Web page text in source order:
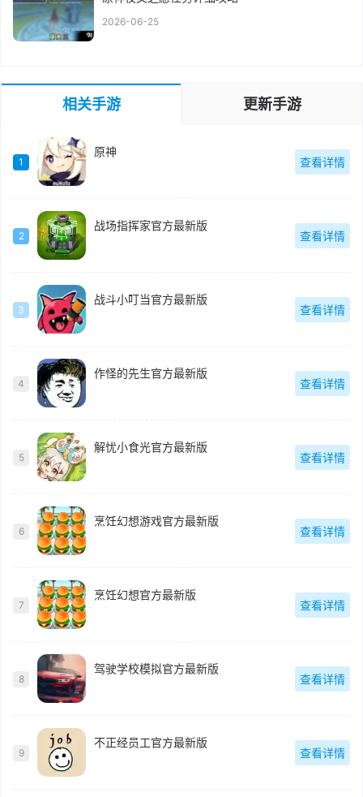
2026-06-25
相关手游 更新手游
1
原神
查看详情
2
战场指挥家官方最新版
查看详情
3
战斗小叮当官方最新版
查看详情
4
作怪的先生官方最新版
查看详情
5
解忧小食光官方最新版
查看详情
6
烹饪幻想游戏官方最新版
查看详情
7
烹饪幻想官方最新版
查看详情
8
驾驶学校模拟官方最新版
查看详情
9
不正经员工官方最新版
查看详情